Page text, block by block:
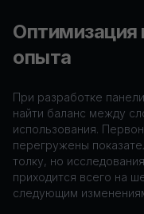
Оптимизация
опыта
При разработке
найти баланс между
использования.
перегружены
толку, но
приходится всего на
следующим